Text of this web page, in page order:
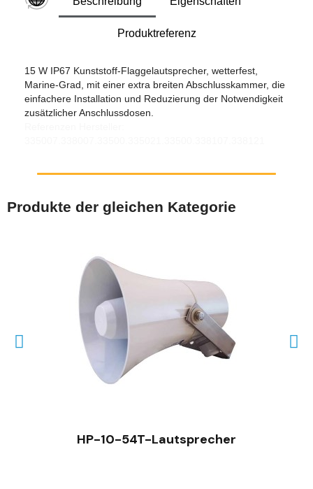
Produktreferenz
15 W IP67 Kunststoff-Flaggelautsprecher, wetterfest,
Marine-Grad, mit einer extra breiten Abschlusskammer, die
einfachere Installation und Reduzierung der Notwendigkeit
zusätzlicher Anschlussdosen.
Produkte der gleichen Kategorie
HP-10-54T-Lautsprecher